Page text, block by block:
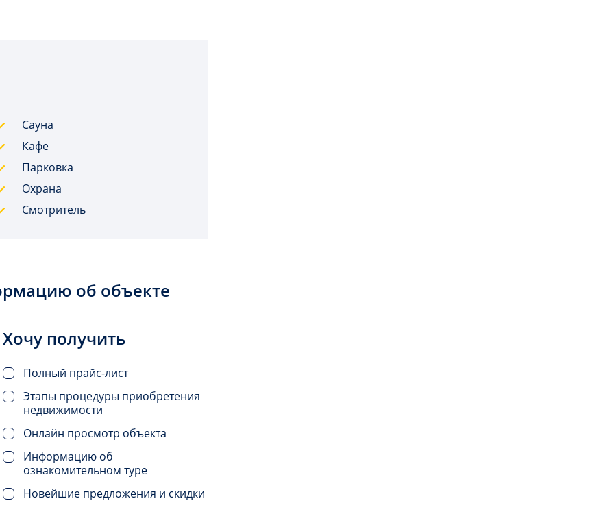
Сауна
Кафе
Парковка
Охрана
Смотритель
об объекте
Хочу получить
Полный прайс-лист
Этапы процедуры приобретения
недвижимости
Онлайн просмотр объекта
Информацию об
ознакомительном туре
Новейшие предложения и скидки